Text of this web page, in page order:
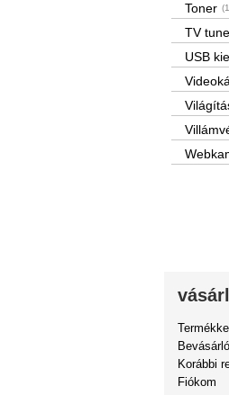
Toner
TV
USB
Korábbi
Fiókom